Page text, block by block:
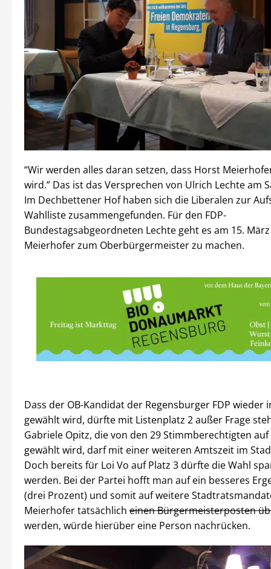
“Wir werden alles daran setzen, dass Horst
wird.” Das ist das Versprechen von Ulrich Lechte am
Im Dechbettener Hof haben sich die Liberalen zur
Wahlliste zusammengefunden. Für den FDP-
Bundestagsabgeordneten Lechte geht es am 15.
Meierhofer zum Oberbürgermeister zu machen.
Dass der OB-Kandidat der Regensburger FDP wieder
gewählt wird, dürfte mit Listenplatz 2 außer Frage
Gabriele Opitz, die von den 29 Stimmberechtigten auf
gewählt wird, darf mit einer weiteren Amtszeit im
Doch bereits für Loi Vo auf Platz 3 dürfte die Wahl
werden. Bei der Partei hofft man auf ein besseres
(drei Prozent) und somit auf weitere
Meierhofer tatsächlich einen Bürgermeisterposten
werden, würde hierüber eine Person nachrücken.